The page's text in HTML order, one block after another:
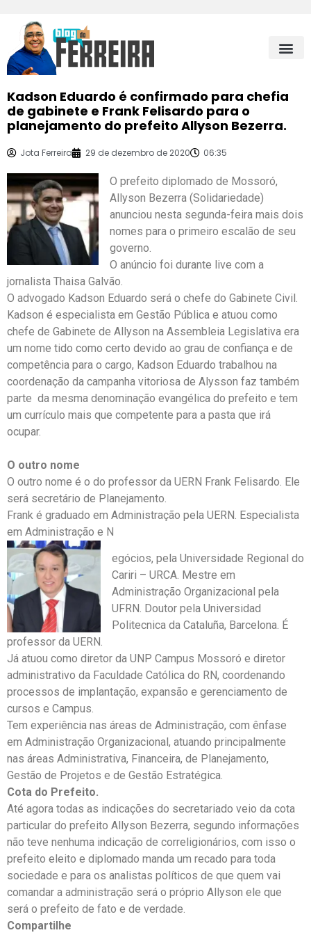
Kadson Eduardo é confirmado para chefia
de gabinete e Frank Felisardo para o
planejamento do prefeito Allyson Bezerra.
Jota Ferreira 29 de dezembro de 2020 06:35
O prefeito diplomado de Mossoró,
Allyson Bezerra (Solidariedade)
anunciou nesta segunda-feira mais dois
nomes para o primeiro escalão de seu
governo.
O anúncio foi durante live com a
jornalista Thaisa Galvão.
O advogado Kadson Eduardo será o chefe do Gabinete Civil.
Kadson é especialista em Gestão Pública e atuou como
chefe de Gabinete de Allyson na Assembleia Legislativa era
um nome tido como certo devido ao grau de confiança e de
competência para o cargo, Kadson Eduardo trabalhou na
coordenação da campanha vitoriosa de Alysson faz também
parte da mesma denominação evangélica do prefeito e tem
um currículo mais que competente para a pasta que irá
ocupar.
O outro nome
O outro nome é o do professor da UERN Frank Felisardo. Ele
será secretário de Planejamento.
Frank é graduado em Administração pela UERN. Especialista
em Administração e N
egócios, pela Universidade Regional do
Cariri – URCA. Mestre em
Administração Organizacional pela
UFRN. Doutor pela Universidad
Politecnica da Cataluña, Barcelona. É
professor da UERN.
Já atuou como diretor da UNP Campus Mossoró e diretor
administrativo da Faculdade Católica do RN, coordenando
processos de implantação, expansão e gerenciamento de
cursos e Campus.
Tem experiência nas áreas de Administração, com ênfase
em Administração Organizacional, atuando principalmente
nas áreas Administrativa, Financeira, de Planejamento,
Gestão de Projetos e de Gestão Estratégica.
Cota do Prefeito.
Até agora todas as indicações do secretariado veio da cota
particular do prefeito Allyson Bezerra, segundo informações
não teve nenhuma indicação de correligionários, com isso o
prefeito eleito e diplomado manda um recado para toda
sociedade e para os analistas políticos de que quem vai
comandar a administração será o próprio Allyson ele que
será o prefeito de fato e de verdade.
Compartilhe